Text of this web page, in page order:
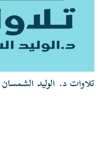
تلاوات د. الوليد الشمسان